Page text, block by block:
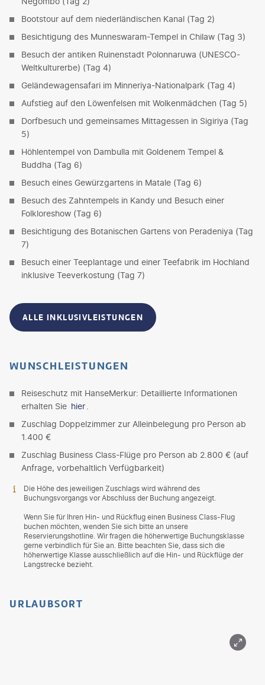
Bootstour auf dem niederländischen Kanal (Tag 2)
Besichtigung des Munneswaram-Tempel in Chilaw (Tag 3)
Besuch der antiken Ruinenstadt Polonnaruwa (UNESCO-
Weltkulturerbe) (Tag 4)
Geländewagensafari im Minneriya-Nationalpark (Tag 4)
Aufstieg auf den Löwenfelsen mit Wolkenmädchen (Tag 5)
Dorfbesuch und gemeinsames Mittagessen in Sigiriya (Tag
5)
Höhlentempel von Dambulla mit Goldenem Tempel &
Buddha (Tag 6)
Besuch eines Gewürzgartens in Matale (Tag 6)
Besuch des Zahntempels in Kandy und Besuch einer
Folkloreshow (Tag 6)
Besichtigung des Botanischen Gartens von Peradeniya (Tag
7)
Besuch einer Teeplantage und einer Teefabrik im Hochland
inklusive Teeverkostung (Tag 7)
ALLE INKLUSIVLEISTUNGEN
WUNSCHLEISTUNGEN
Reiseschutz mit HanseMerkur: Detaillierte Informationen
erhalten Sie hier
Zuschlag Doppelzimmer zur Alleinbelegung pro Person ab
1.400 €
Zuschlag Business Class-Flüge pro Person ab 2.800 € (auf
Anfrage, vorbehaltlich Verfügbarkeit)
Die Höhe des jeweiligen Zuschlags wird während des
Buchungsvorgangs vor Abschluss der Buchung angezeigt.
Wenn Sie für Ihren Hin- und Rückflug einen Business Class-Flug
buchen möchten, wenden Sie sich bitte an unsere
Reservierungshotline. Wir fragen die höherwertige Buchungsklasse
gerne verbindlich für Sie an. Bitte beachten Sie, dass sich die
höherwertige Klasse ausschließlich auf die Hin- und Rückflüge der
Langstrecke bezieht.
URLAUBSORT